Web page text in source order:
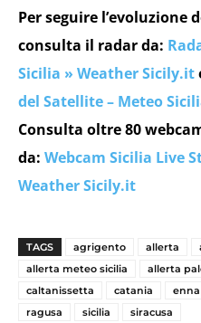
Per seguire l’evoluzione
consulta il radar da:
Sicilia » Weather Sicily.it
del Satellite – Meteo
Consulta oltre 80
da: Webcam Sicilia Live
Weather Sicily.it
TAGS agrigento allerta
allerta meteo sicilia
allerta
caltanissetta
catania enna
ragusa
sicilia siracusa